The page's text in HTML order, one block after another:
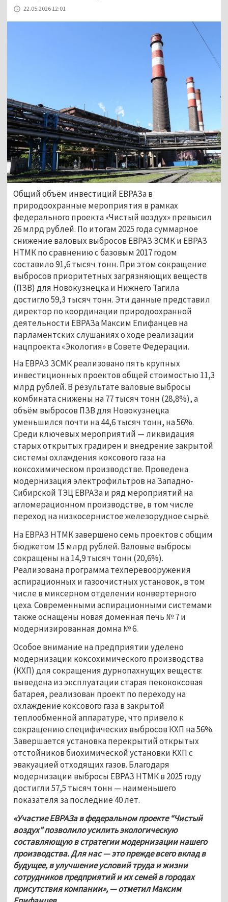
22.05.2026 12:01
Общий объём инвестиций ЕВРАЗа в
природоохранные мероприятия в рамках
федерального проекта «Чистый воздух» превысил
26 млрд рублей. По итогам 2025 года суммарное
снижение валовых выбросов ЕВРАЗ ЗСМК и ЕВРАЗ
НТМК по сравнению с базовым 2017 годом
составило 91,6 тысяч тонн. При этом сокращение
выбросов приоритетных загрязняющих веществ
(ПЗВ) для Новокузнецка и Нижнего Тагила
достигло 59,3 тысяч тонн. Эти данные представил
директор по координации природоохранной
деятельности ЕВРАЗа Максим Епифанцев на
парламентских слушаниях о ходе реализации
нацпроекта «Экология» в Совете Федерации.
На ЕВРАЗ ЗСМК реализовано пять крупных
инвестиционных проектов общей стоимостью 11,3
млрд рублей. В результате валовые выбросы
комбината снижены на 77 тысяч тонн (28,8%), а
объём выбросов ПЗВ для Новокузнецка
уменьшился почти на 44,6 тысяч тонн, на 56%.
Среди ключевых мероприятий — ликвидация
старых открытых градирен и внедрение закрытой
системы охлаждения коксового газа на
коксохимическом производстве. Проведена
модернизация электрофильтров на Западно-
Сибирской ТЭЦ ЕВРАЗа и ряд мероприятий на
агломерационном производстве, в том числе
переход на низкосернистое железорудное сырьё.
На ЕВРАЗ НТМК завершено семь проектов с общим
бюджетом 15 млрд рублей. Валовые выбросы
сокращены на 14,9 тысяч тонн (20,6%).
Реализована программа техперевооружения
аспирационных и газоочистных установок, в том
числе в миксерном отделении конвертерного
цеха. Современными аспирационными системами
также оснащены новая доменная печь № 7 и
модернизированная домна № 6.
Особое внимание на предприятии уделено
модернизации коксохимического производства
(КХП) для сокращения дурнопахнущих веществ:
выведена из эксплуатации старая пекококсовая
батарея, реализован проект по переходу на
охлаждение коксового газа в закрытой
теплообменной аппаратуре, что привело к
сокращению специфических выбросов КХП на 56%.
Завершается установка перекрытий открытых
отстойников биохимической установки КХП с
эвакуацией отходящих газов. Благодаря
модернизации выбросы ЕВРАЗ НТМК в 2025 году
достигли 57,5 тысяч тонн — наименьшего
показателя за последние 40 лет.
«Участие ЕВРАЗа в федеральном проекте “Чистый
воздух” позволило усилить экологическую
составляющую в стратегии модернизации нашего
производства. Для нас — это прежде всего вклад в
будущее, в улучшение условий труда и жизни
сотрудников предприятий и их семей в городах
присутствия компании», — отметил Максим